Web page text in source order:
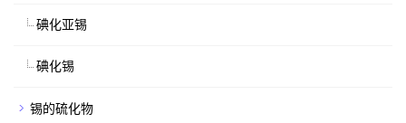
碘化亚锡
碘化锡
锡的硫化物